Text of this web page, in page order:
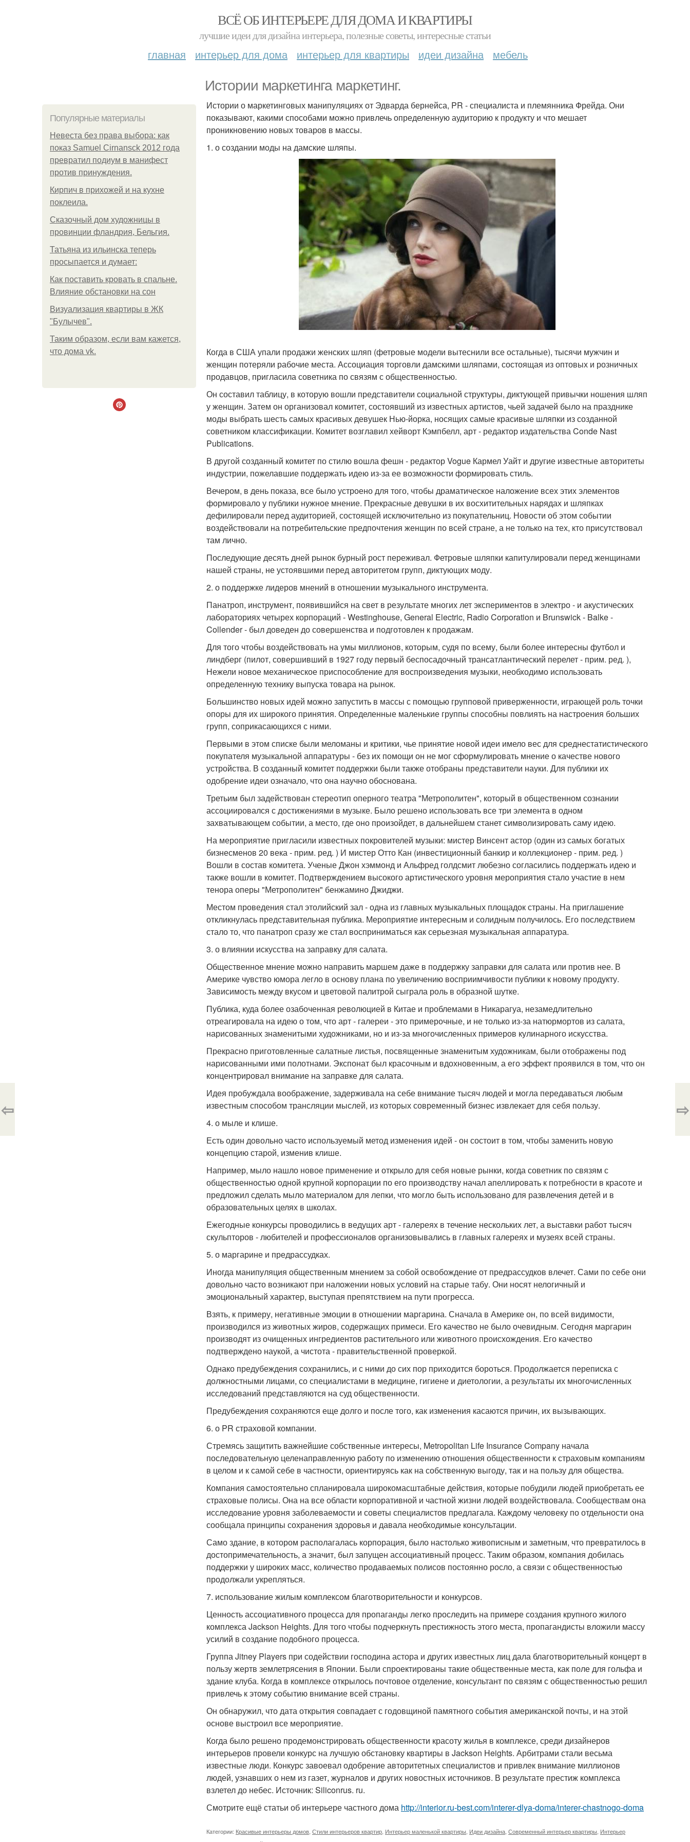
ВСЁ ОБ ИНТЕРЬЕРЕ ДЛЯ ДОМА И КВАРТИРЫ
лучшие идеи для дизайна интерьера, полезные советы, интересные статьи
главная интерьер для дома интерьер для квартиры идеи дизайна мебель
Истории маркетинга маркетинг.
Популярные материалы
Невеста без права выбора: как
показ Samuel Cirnansck 2012 года
превратил подиум в манифест
против принуждения.
Кирпич в прихожей и на кухне
поклеила.
Сказочный дом художницы в
провинции фландрия, Бельгия.
Татьяна из ильинска теперь
просыпается и думает:
Как поставить кровать в спальне.
Влияние обстановки на сон
Визуализация квартиры в ЖК
"Булычев".
Таким образом, если вам кажется,
что дома vk.
Истории о маркетинговых манипуляциях от Эдварда бернейса, PR - специалиста и племянника Фрейда. Они
показывают, какими способами можно привлечь определенную аудиторию к продукту и что мешает
проникновению новых товаров в массы.
1. о создании моды на дамские шляпы.
Когда в США упали продажи женских шляп (фетровые модели вытеснили все остальные), тысячи мужчин и
женщин потеряли рабочие места. Ассоциация торговли дамскими шляпами, состоящая из оптовых и розничных
продавцов, пригласила советника по связям с общественностью.
Он составил таблицу, в которую вошли представители социальной структуры, диктующей привычки ношения шляп
у женщин. Затем он организовал комитет, состоявший из известных артистов, чьей задачей было на празднике
моды выбрать шесть самых красивых девушек Нью-йорка, носящих самые красивые шляпки из созданной
советником классификации. Комитет возглавил хейворт Кэмпбелл, арт - редактор издательства Conde Nast
Publications.
В другой созданный комитет по стилю вошла фешн - редактор Vogue Кармел Уайт и другие известные авторитеты
индустрии, пожелавшие поддержать идею из-за ее возможности формировать стиль.
Вечером, в день показа, все было устроено для того, чтобы драматическое наложение всех этих элементов
формировало у публики нужное мнение. Прекрасные девушки в их восхитительных нарядах и шляпках
дефилировали перед аудиторией, состоящей исключительно из покупательниц. Новости об этом событии
воздействовали на потребительские предпочтения женщин по всей стране, а не только на тех, кто присутствовал
там лично.
Последующие десять дней рынок бурный рост переживал. Фетровые шляпки капитулировали перед женщинами
нашей страны, не устоявшими перед авторитетом групп, диктующих моду.
2. о поддержке лидеров мнений в отношении музыкального инструмента.
Панатроп, инструмент, появившийся на свет в результате многих лет экспериментов в электро - и акустических
лабораториях четырех корпораций - Westinghouse, General Electric, Radio Corporation и Brunswick - Balke -
Collender - был доведен до совершенства и подготовлен к продажам.
Для того чтобы воздействовать на умы миллионов, которым, судя по всему, были более интересны футбол и
линдберг (пилот, совершивший в 1927 году первый беспосадочный трансатлантический перелет - прим. ред. ),
Нежели новое механическое приспособление для воспроизведения музыки, необходимо использовать
определенную технику выпуска товара на рынок.
Большинство новых идей можно запустить в массы с помощью групповой приверженности, играющей роль точки
опоры для их широкого принятия. Определенные маленькие группы способны повлиять на настроения больших
групп, соприкасающихся с ними.
Первыми в этом списке были меломаны и критики, чье принятие новой идеи имело вес для среднестатистического
покупателя музыкальной аппаратуры - без их помощи он не мог сформулировать мнение о качестве нового
устройства. В созданный комитет поддержки были также отобраны представители науки. Для публики их
одобрение идеи означало, что она научно обоснована.
Третьим был задействован стереотип оперного театра "Метрополитен", который в общественном сознании
ассоциировался с достижениями в музыке. Было решено использовать все три элемента в одном
захватывающем событии, а место, где оно произойдет, в дальнейшем станет символизировать саму идею.
На мероприятие пригласили известных покровителей музыки: мистер Винсент астор (один из самых богатых
бизнесменов 20 века - прим. ред. ) И мистер Отто Кан (инвестиционный банкир и коллекционер - прим. ред. )
Вошли в состав комитета. Ученые Джон хэммонд и Альфред голдсмит любезно согласились поддержать идею и
также вошли в комитет. Подтверждением высокого артистического уровня мероприятия стало участие в нем
тенора оперы "Метрополитен" бенжамино Джиджи.
Местом проведения стал этолийский зал - одна из главных музыкальных площадок страны. На приглашение
откликнулась представительная публика. Мероприятие интересным и солидным получилось. Его последствием
стало то, что панатроп сразу же стал восприниматься как серьезная музыкальная аппаратура.
3. о влиянии искусства на заправку для салата.
Общественное мнение можно направить маршем даже в поддержку заправки для салата или против нее. В
Америке чувство юмора легло в основу плана по увеличению восприимчивости публики к новому продукту.
Зависимость между вкусом и цветовой палитрой сыграла роль в образной шутке.
Публика, куда более озабоченная революцией в Китае и проблемами в Никарагуа, незамедлительно
отреагировала на идею о том, что арт - галереи - это примерочные, и не только из-за натюрмортов из салата,
нарисованных знаменитыми художниками, но и из-за многочисленных примеров кулинарного искусства.
Прекрасно приготовленные салатные листья, посвященные знаменитым художникам, были отображены под
нарисованными ими полотнами. Экспонат был красочным и вдохновенным, а его эффект проявился в том, что он
концентрировал внимание на заправке для салата.
Идея пробуждала воображение, задерживала на себе внимание тысяч людей и могла передаваться любым
известным способом трансляции мыслей, из которых современный бизнес извлекает для себя пользу.
4. о мыле и клише.
Есть один довольно часто используемый метод изменения идей - он состоит в том, чтобы заменить новую
концепцию старой, изменив клише.
Например, мыло нашло новое применение и открыло для себя новые рынки, когда советник по связям с
общественностью одной крупной корпорации по его производству начал апеллировать к потребности в красоте и
предложил сделать мыло материалом для лепки, что могло быть использовано для развлечения детей и в
образовательных целях в школах.
Ежегодные конкурсы проводились в ведущих арт - галереях в течение нескольких лет, а выставки работ тысяч
скульпторов - любителей и профессионалов организовывались в главных галереях и музеях всей страны.
5. о маргарине и предрассудках.
Иногда манипуляция общественным мнением за собой освобождение от предрассудков влечет. Сами по себе они
довольно часто возникают при наложении новых условий на старые табу. Они носят нелогичный и
эмоциональный характер, выступая препятствием на пути прогресса.
Взять, к примеру, негативные эмоции в отношении маргарина. Сначала в Америке он, по всей видимости,
производился из животных жиров, содержащих примеси. Его качество не было очевидным. Сегодня маргарин
производят из очищенных ингредиентов растительного или животного происхождения. Его качество
подтверждено наукой, а чистота - правительственной проверкой.
Однако предубеждения сохранились, и с ними до сих пор приходится бороться. Продолжается переписка с
должностными лицами, со специалистами в медицине, гигиене и диетологии, а результаты их многочисленных
исследований представляются на суд общественности.
Предубеждения сохраняются еще долго и после того, как изменения касаются причин, их вызывающих.
6. о PR страховой компании.
Стремясь защитить важнейшие собственные интересы, Metropolitan Life Insurance Company начала
последовательную целенаправленную работу по изменению отношения общественности к страховым компаниям
в целом и к самой себе в частности, ориентируясь как на собственную выгоду, так и на пользу для общества.
Компания самостоятельно спланировала широкомасштабные действия, которые побудили людей приобретать ее
страховые полисы. Она на все области корпоративной и частной жизни людей воздействовала. Сообществам она
исследование уровня заболеваемости и советы специалистов предлагала. Каждому человеку по отдельности она
сообщала принципы сохранения здоровья и давала необходимые консультации.
Само здание, в котором располагалась корпорация, было настолько живописным и заметным, что превратилось в
достопримечательность, а значит, был запущен ассоциативный процесс. Таким образом, компания добилась
поддержки у широких масс, количество продаваемых полисов постоянно росло, а связи с общественностью
продолжали укрепляться.
7. использование жилым комплексом благотворительности и конкурсов.
Ценность ассоциативного процесса для пропаганды легко проследить на примере создания крупного жилого
комплекса Jackson Heights. Для того чтобы подчеркнуть престижность этого места, пропагандисты вложили массу
усилий в создание подобного процесса.
Группа Jitney Players при содействии господина астора и других известных лиц дала благотворительный концерт в
пользу жертв землетрясения в Японии. Были спроектированы такие общественные места, как поле для гольфа и
здание клуба. Когда в комплексе открылось почтовое отделение, консультант по связям с общественностью решил
привлечь к этому событию внимание всей страны.
Он обнаружил, что дата открытия совпадает с годовщиной памятного события американской почты, и на этой
основе выстроил все мероприятие.
Когда было решено продемонстрировать общественности красоту жилья в комплексе, среди дизайнеров
интерьеров провели конкурс на лучшую обстановку квартиры в Jackson Heights. Арбитрами стали весьма
известные люди. Конкурс завоевал одобрение авторитетных специалистов и привлек внимание миллионов
людей, узнавших о нем из газет, журналов и других новостных источников. В результате престиж комплекса
взлетел до небес. Источник: Siliconrus. ru.
Смотрите ещё статьи об интерьере частного дома http://interior.ru-best.com/interer-dlya-doma/interer-chastnogo-doma
Категории: Красивые интерьеры домов Стили интерьеров квартир Интерьер маленькой квартиры Идеи дизайна Современный интерьер квартиры Интерьер
⇦ ⇨